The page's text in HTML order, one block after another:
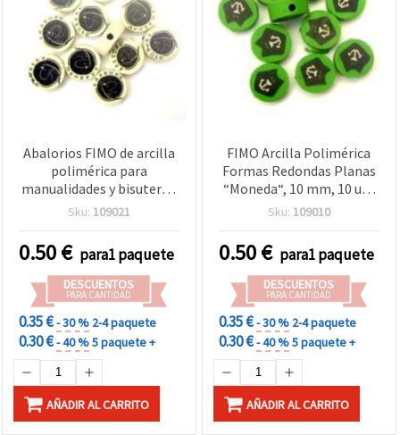
Abalorios FIMO de arcilla
polimérica para
manualidades y bisutería,
redondos planos tipo
21 – Pack de 10 uds
Sku: 109021
0.50€ para1 paquete
DESCUENTOS
PARA CANTIDAD
0.35 €- 30 % 2-4 paquete
0.30 €- 40 %5 paquete +
AÑADIR AL CARRITO
FIMO Arcilla Polimérica
Formas Redondas Planas
“Moneda“, 10 mm, 10 uds
– Elementos Decorativos
Collares y Manualidades
DIY
Sku: 109010
0.50€ para1 paquete
DESCUENTOS
PARA CANTIDAD
0.35 €- 30 % 2-4 paquete
0.30 €- 40 %5 paquete +
AÑADIR AL CARRITO